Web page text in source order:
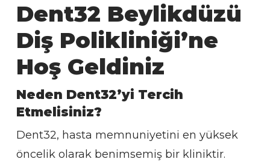
Dent32 Beylikdüzü
Diş Polikliniği’ne
Hoş Geldiniz
Neden Dent32’yi Tercih
Etmelisiniz?
Dent32, hasta memnuniyetini en yüksek
öncelik olarak benimsemiş bir kliniktir.